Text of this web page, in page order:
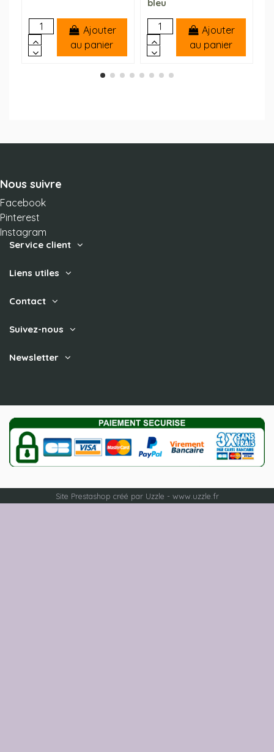
Ajouter
au panier
bleu
Ajouter
au panier
Nous suivre
Facebook
Pinterest
Instagram
Service client
Liens utiles
Contact
Suivez-nous
Newsletter
Site Prestashop créé par Uzzle - www.uzzle.fr